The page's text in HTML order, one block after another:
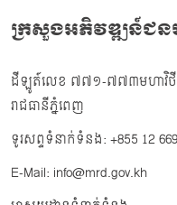
ក្រសួងអភិវឌ្ឍន៍ជ
ដីឡូត៍លេខ ៧៧១-៧៧៣មហាវិថីព្
រាជធានីភ្នំពេញ
ទូរសព្ទទំនាក់ទំនង: +855 12
E-Mail: info@mrd.gov.kh